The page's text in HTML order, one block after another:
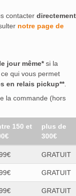
contacter directement
notre page de
jour même*si la
ce qui vous permet
en relais pickup**.
la commande (hors
150 et
plus de
300€
GRATUIT
GRATUIT
GRATUIT